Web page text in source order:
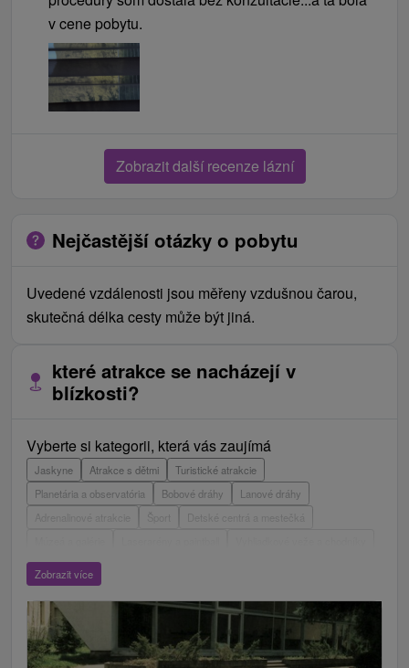
v cene pobytu.
Zobrazit další recenze lázní
Nejčastější otázky o pobytu
Uvedené vzdálenosti jsou měřeny vzdušnou čarou,
skutečná délka cesty může být jiná.
které atrakce se nacházejí v
blízkosti?
Vyberte si kategorii, která vás zaujímá
Jaskyne Atrakce s dětmi
Turistické atrakcie
Planetária a observatória
Bobové dráhy
Lanové dráhy
Adrenalinové atrakcie
Detské centrá a mestečká
ZOO a zvieracie farmy
Hrady, zámky, zrúcaniny
Mestské a zámocké parky
Vyhliadkové lety a plavby
Štíty
Jazerá, plesá, vodné nádrže
Technické pamiatky
Pamätníky
Vodopády
Drevené kostolíky Pramene Divadlá
Jazda na koni
Zobrazit více